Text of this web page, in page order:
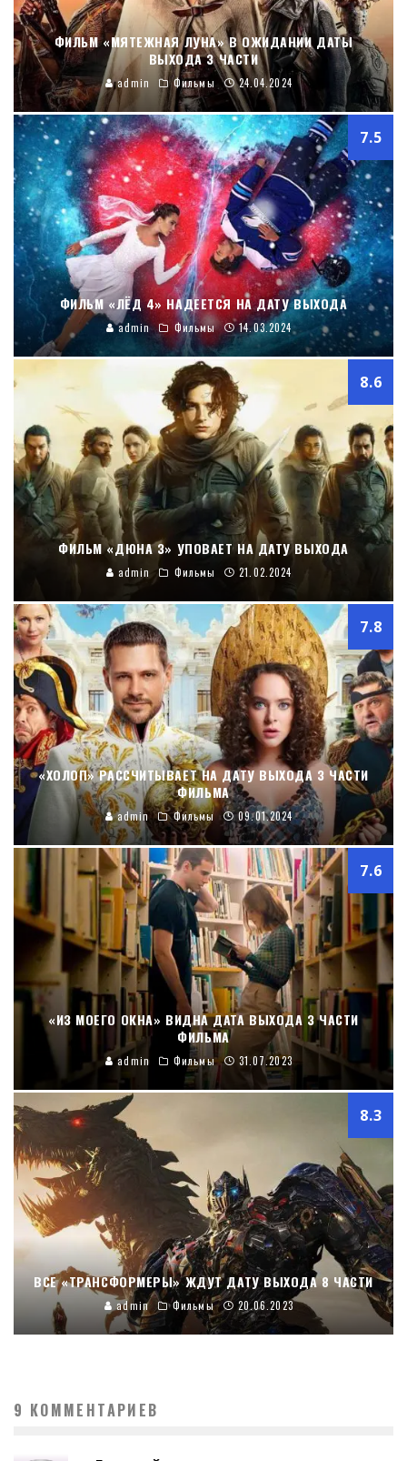
ФИЛЬМ «МЯТЕЖНАЯ ЛУНА» В ОЖИДАНИИ ДАТЫ
ВЫХОДА 3 ЧАСТИ
admin Фильмы 24.04.2024
7.5
ФИЛЬМ «ЛЁД 4» НАДЕЕТСЯ НА ДАТУ ВЫХОДА
admin Фильмы 14.03.2024
8.6
ФИЛЬМ «ДЮНА 3» УПОВАЕТ НА ДАТУ ВЫХОДА
admin Фильмы 21.02.2024
7.8
«ХОЛОП» РАССЧИТЫВАЕТ НА ДАТУ ВЫХОДА 3 ЧАСТИ
ФИЛЬМА
admin Фильмы 09.01.2024
7.6
«ИЗ МОЕГО ОКНА» ВИДНА ДАТА ВЫХОДА 3 ЧАСТИ
ФИЛЬМА
admin Фильмы 31.07.2023
8.3
ВСЕ «ТРАНСФОРМЕРЫ» ЖДУТ ДАТУ ВЫХОДА 8 ЧАСТИ
admin Фильмы 20.06.2023
9 КОММЕНТАРИЕВ